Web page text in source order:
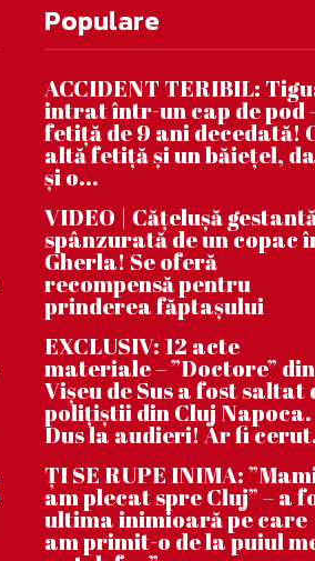
Populare
ACCIDENT TERIBIL:
intrat într-un cap de pod
fetiță de 9 ani decedată!
altă fetiță și un băiețel,
și o...
VIDEO | Căţeluşă
spânzurată de un copac
Gherla! Se oferă
recompensă pentru
prinderea făptaşului
EXCLUSIV: 12 acte
materiale – ”Doctore” din
Vișeu de Sus a fost saltat
polițiștii din Cluj Napoca.
Dus la audieri! Ar fi
ȚI SE RUPE INIMA:
am plecat spre Cluj” – a
ultima inimioară pe care
am primit-o de la puiul